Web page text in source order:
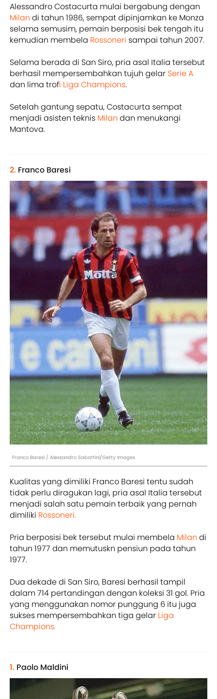
Alessandro Costacurta mulai bergabung dengan
Milan di tahun 1986, sempat dipinjamkan ke Monza
selama semusim, pemain berposisi bek tengah itu
kemudian membela Rossoneri sampai tahun 2007.
Selama berada di San Siro, pria asal Italia tersebut
berhasil mempersembahkan tujuh gelar Serie A
dan lima trofi Liga Champions.
Setelah gantung sepatu, Costacurta sempat
menjadi asisten teknis Milan dan menukangi
Mantova.
2. Franco Baresi
Franco Baresi / Alessandro Sabattini/Getty Images
Kualitas yang dimiliki Franco Baresi tentu sudah
tidak perlu diragukan lagi, pria asal Italia tersebut
menjadi salah satu pemain terbaik yang pernah
dimiliki Rossoneri.
Pria berposisi bek tersebut mulai membela Milan di
tahun 1977 dan memutuskn pensiun pada tahun
1977.
Dua dekade di San Siro, Baresi berhasil tampil
dalam 714 pertandingan dengan koleksi 31 gol. Pria
yang menggunakan nomor punggung 6 itu juga
sukses mempersembahkan tiga gelar Liga
Champions.
1. Paolo Maldini